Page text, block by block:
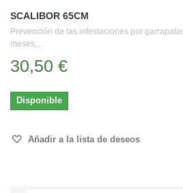
SCALIBOR 65CM
Prevención de las infestaciones por
meses,...
30,50 €
Disponible
Añadir a la lista de deseos